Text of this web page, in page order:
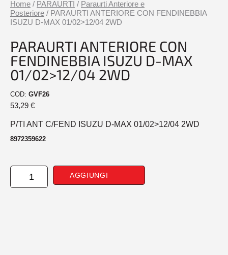
Home / PARAURTI / Paraurti Anteriore e
Posteriore / PARAURTI ANTERIORE CON FENDINEBBIA
ISUZU D-MAX 01/02>12/04 2WD
PARAURTI ANTERIORE CON
FENDINEBBIA ISUZU D-MAX
01/02>12/04 2WD
COD: GVF26
53,29 €
P/TI ANT C/FEND ISUZU D-MAX 01/02>12/04 2WD
8972359622
PARAURTI
ANTERIORE
AGGIUNGI